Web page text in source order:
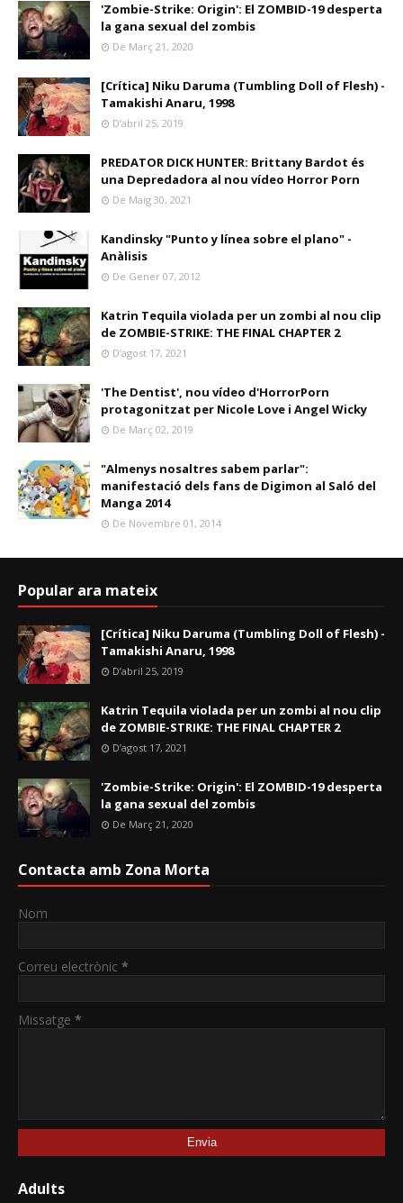
'Zombie-Strike: Origin': El ZOMBID-19 desperta
la gana sexual del zombis
De Març 21, 2020
[Crítica] Niku Daruma (Tumbling Doll of Flesh) -
Tamakishi Anaru, 1998
D’abril 25, 2019
PREDATOR DICK HUNTER: Brittany Bardot és
una Depredadora al nou vídeo Horror Porn
De Maig 30, 2021
Kandinsky "Punto y línea sobre el plano" -
Anàlisis
De Gener 07, 2012
Katrin Tequila violada per un zombi al nou clip
de ZOMBIE-STRIKE: THE FINAL CHAPTER 2
D’agost 17, 2021
'The Dentist', nou vídeo d'HorrorPorn
protagonitzat per Nicole Love i Angel Wicky
De Març 02, 2019
"Almenys nosaltres sabem parlar":
manifestació dels fans de Digimon al Saló del
Manga 2014
De Novembre 01, 2014
Popular ara mateix
[Crítica] Niku Daruma (Tumbling Doll of Flesh) -
Tamakishi Anaru, 1998
D’abril 25, 2019
Katrin Tequila violada per un zombi al nou clip
de ZOMBIE-STRIKE: THE FINAL CHAPTER 2
D’agost 17, 2021
'Zombie-Strike: Origin': El ZOMBID-19 desperta
la gana sexual del zombis
De Març 21, 2020
Contacta amb Zona Morta
Nom
Correu electrònic *
Missatge *
Adults